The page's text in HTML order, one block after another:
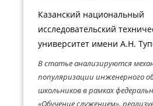
Казанский национальный
исследовательский
университет имени А.Н.
В статье анализируются
популяризации инженерного
школьников в рамках
«Обучение служением»,